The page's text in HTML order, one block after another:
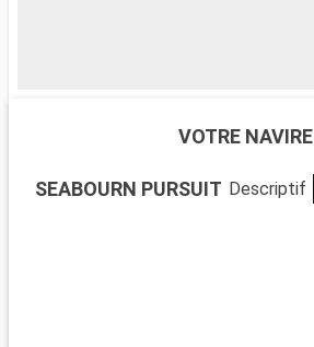
VOTRE NAVIRE
SEABOURN PURSUIT Descriptif